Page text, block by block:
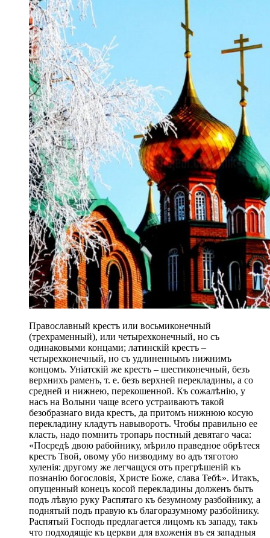
Православный крестъ или восьмиконечный
(трехраменный), или четырехконечный, но съ
одинаковыми концами; латинскій крестъ –
четырехконечный, но съ удлиненнымъ нижнимъ
концомъ. Уніатскій же крестъ – шестиконечный, безъ
верхнихъ раменъ, т. е. безъ верхней перекладины, а со
средней и нижнею, перекошенной. Къ сожалѣнію, у
насъ на Волыни чаще всего устраиваютъ такой
безобразнаго вида крестъ, да притомъ нижнюю косую
перекладину кладутъ навыворотъ. Чтобы правильно ее
класть, надо помнить тропарь постный девятаго часа:
«Посредѣ двою рабойнику, мѣрило праведное обрѣтеся
крестъ Твой, овому убо низводиму во адъ тяготою
хуленія: другому же легчащуся отъ прегрѣшеній къ
познанію богословія, Христе Боже, слава Тебѣ». Итакъ,
опущенный конецъ косой перекладины долженъ быть
подъ лѣвую руку Распятаго къ безумному разбойнику, а
поднятый подъ правую къ благоразумному разбойнику.
Распятый Господь предлагается лицомъ къ западу, такъ
что подходящіе къ церкви для вхоженія въ ея западныя